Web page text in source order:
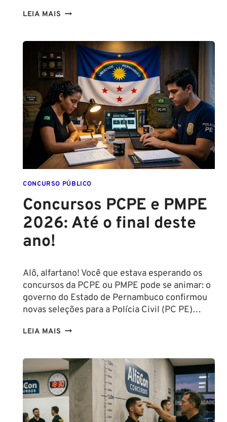
LEIA MAIS LIBERAÇÃO
DE
PIMENTA
PARA
MULHERES
CONCURSO PÚBLICO
Concursos PCPE e PMPE
2026: Até o final deste
ano!
Alô, alfartano! Você que estava esperando os
concursos da PCPE ou PMPE pode se animar: o
governo do Estado de Pernambuco confirmou
novas seleções para a Polícia Civil (PC PE)…
LEIA MAIS CONCURSOS
PMPE
2026:
ATÉ
FINAL